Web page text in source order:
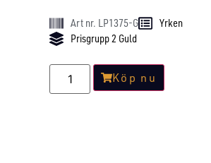
Art nr. LP1375-G
Yrken
Prisgrupp 2 Guld
Köp nu